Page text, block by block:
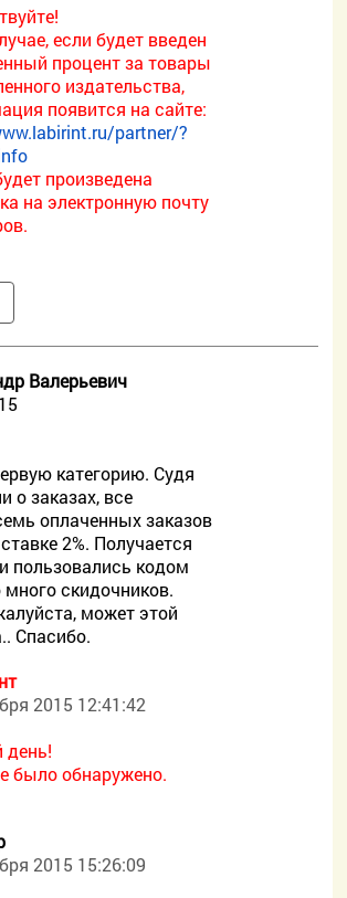
если будет введен
процент за товары
издательства,
появится на сайте:
partner/?
произведена
на электронную почту
Валерьевич
категорию. Судя
о заказах, все
оплаченных заказов
2%. Получается
пользовались кодом
много скидочников.
может этой
Спасибо.
2015 12:41:42
было обнаружено.
2015 15:26:09